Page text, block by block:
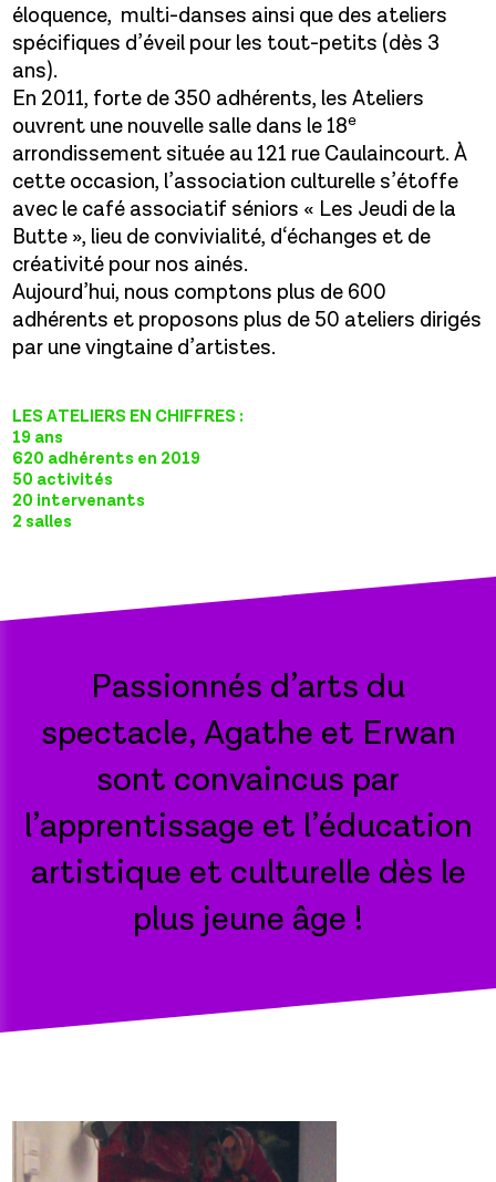
éloquence, multi-danses ainsi que des ateliers
spécifiques d’éveil pour les tout-petits (dès 3
ans).
En 2011, forte de 350 adhérents, les Ateliers
ouvrent une nouvelle salle dans le 18e
arrondissement située au 121 rue Caulaincourt. À
cette occasion, l’association culturelle s’étoffe
avec le café associatif séniors « Les Jeudi de la
Butte », lieu de convivialité, d‘échanges et de
créativité pour nos ainés.
Aujourd’hui, nous comptons plus de 600
adhérents et proposons plus de 50 ateliers dirigés
par une vingtaine d’artistes.
LES ATELIERS EN CHIFFRES :
19 ans
620 adhérents en 2019
50 activités
20 intervenants
2 salles
Passionnés d’arts du
spectacle, Agathe et Erwan
sont convaincus par
l’apprentissage et l’éducation
artistique et culturelle dès le
plus jeune âge !